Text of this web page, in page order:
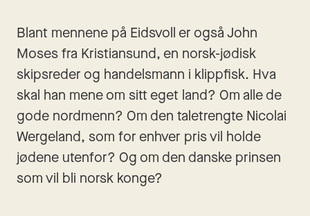
Blant mennene på Eidsvoll er også John
Moses fra Kristiansund, en norsk-jødisk
skipsreder og handelsmann i klippfisk. Hva
skal han mene om sitt eget land? Om alle de
gode nordmenn? Om den taletrengte Nicolai
Wergeland, som for enhver pris vil holde
jødene utenfor? Og om den danske prinsen
som vil bli norsk konge?